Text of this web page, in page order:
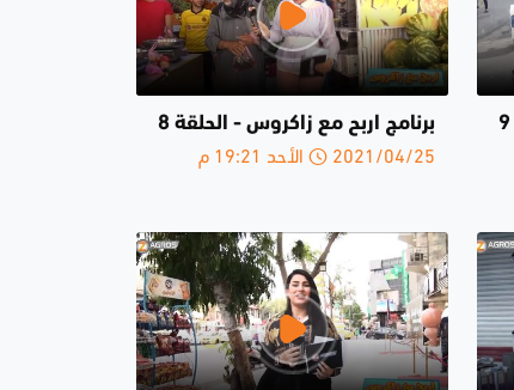
برنامج اربح مع زاكروس - الحلقة 8
2021/04/25 الأحد 19:21 م